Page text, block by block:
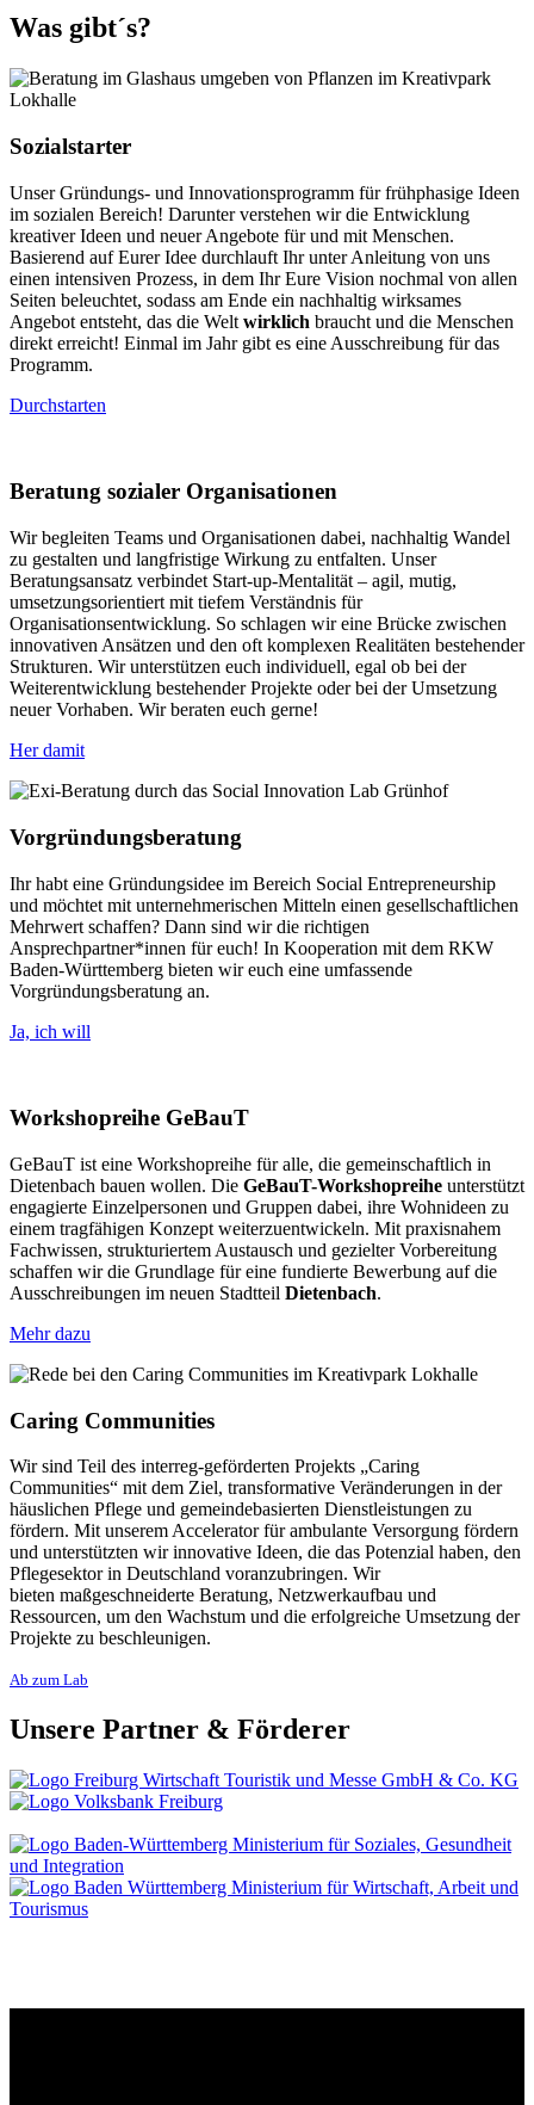
Was gibt´s?
Sozialstarter
Unser Gründungs- und Innovationsprogramm für frühphasige Ideen
im sozialen Bereich! Darunter verstehen wir die Entwicklung
kreativer Ideen und neuer Angebote für und mit Menschen.
Basierend auf Eurer Idee durchlauft Ihr unter Anleitung von uns
einen intensiven Prozess, in dem Ihr Eure Vision nochmal von allen
Seiten beleuchtet, sodass am Ende ein nachhaltig wirksames
Angebot entsteht, das die Welt wirklich braucht und die Menschen
direkt erreicht! Einmal im Jahr gibt es eine Ausschreibung für das
Programm.
Durchstarten
Beratung sozialer Organisationen
Wir begleiten Teams und Organisationen dabei, nachhaltig Wandel
zu gestalten und langfristige Wirkung zu entfalten. Unser
Beratungsansatz verbindet Start-up-Mentalität – agil, mutig,
umsetzungsorientiert mit tiefem Verständnis für
Organisationsentwicklung. So schlagen wir eine Brücke zwischen
innovativen Ansätzen und den oft komplexen Realitäten bestehender
Strukturen. Wir unterstützen euch individuell, egal ob bei der
Weiterentwicklung bestehender Projekte oder bei der Umsetzung
neuer Vorhaben. Wir beraten euch gerne!
Her damit
Vorgründungsberatung
Ihr habt eine Gründungsidee im Bereich Social Entrepreneurship
und möchtet mit unternehmerischen Mitteln einen gesellschaftlichen
Mehrwert schaffen? Dann sind wir die richtigen
Ansprechpartner*innen für euch! In Kooperation mit dem RKW
Baden-Württemberg bieten wir euch eine umfassende
Vorgründungsberatung an.
Ja, ich will
Workshopreihe GeBauT
GeBauT ist eine Workshopreihe für alle, die gemeinschaftlich in
Dietenbach bauen wollen. Die GeBauT-Workshopreihe unterstützt
engagierte Einzelpersonen und Gruppen dabei, ihre Wohnideen zu
einem tragfähigen Konzept weiterzuentwickeln. Mit praxisnahem
Fachwissen, strukturiertem Austausch und gezielter Vorbereitung
schaffen wir die Grundlage für eine fundierte Bewerbung auf die
Ausschreibungen im neuen Stadtteil Dietenbach.
Mehr dazu
Caring Communities
Wir sind Teil des interreg-geförderten Projekts „Caring
Communities“ mit dem Ziel, transformative Veränderungen in der
häuslichen Pflege und gemeindebasierten Dienstleistungen zu
fördern. Mit unserem Accelerator für ambulante Versorgung fördern
und unterstützten wir innovative Ideen, die das Potenzial haben, den
Pflegesektor in Deutschland voranzubringen. Wir
bieten maßgeschneiderte Beratung, Netzwerkaufbau und
Ressourcen, um den Wachstum und die erfolgreiche Umsetzung der
Projekte zu beschleunigen.
Ab zum Lab
Unsere Partner & Förderer